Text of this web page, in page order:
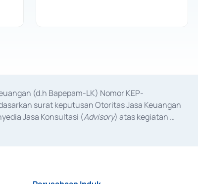
(d.h Bapepam-LK) Nomor KEP-
surat keputusan Otoritas Jasa Keuangan
Jasa Konsultasi (Advisory) atas kegiatan